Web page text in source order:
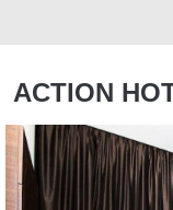
ACTION